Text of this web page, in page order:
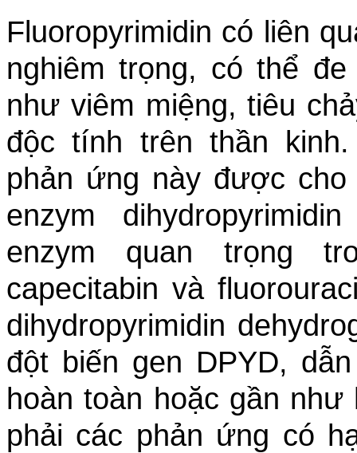
Fluoropyrimidin có liên
nghiêm trọng, có thể
như viêm miệng, tiêu
độc tính trên thần
phản ứng này được
enzym
enzym quan trọng
capecitabin và
dihydropyrimidin
đột biến gen DPYD,
hoàn toàn hoặc gần
phải các phản ứng có